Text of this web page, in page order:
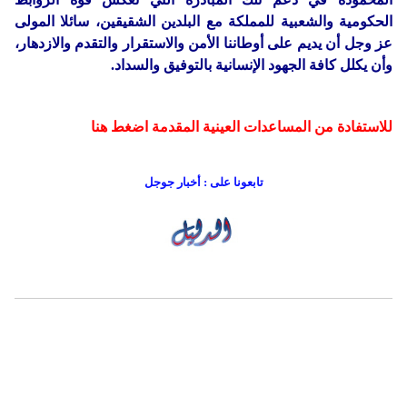
الحكومية والشعبية للمملكة مع البلدين الشقيقين، سائلا المولى
عز وجل أن يديم على أوطاننا الأمن والاستقرار والتقدم والازدهار،
وأن يكلل كافة الجهود الإنسانية بالتوفيق والسداد.
للاستفادة من المساعدات العينية المقدمة اضغط هنا
تابعونا على : أخبار جوجل